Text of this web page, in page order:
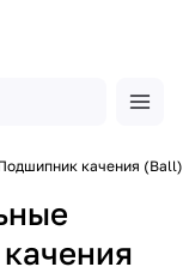
качения (Ball)